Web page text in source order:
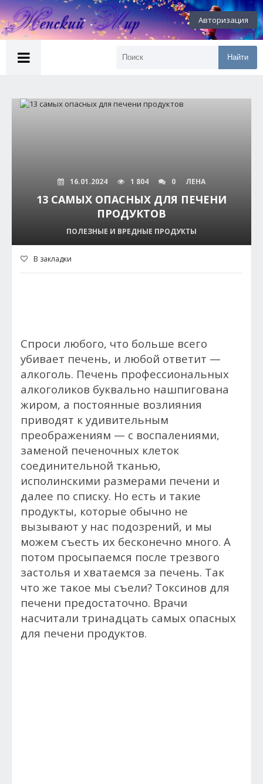
Авторизация
Найти
16.01.2024 1 804 0 ЛЕНА
13 САМЫХ ОПАСНЫХ ДЛЯ ПЕЧЕНИ
ПРОДУКТОВ
ПОЛЕЗНЫЕ И ВРЕДНЫЕ ПРОДУКТЫ
В закладки
Спроси любого, что больше всего
убивает печень, и любой ответит —
алкоголь. Печень профессиональных
алкоголиков буквально нашпигована
жиром, а постоянные возлияния
приводят к удивительным
преображениям — с воспалениями,
заменой печеночных клеток
соединительной тканью,
исполинскими размерами печени и
далее по списку. Но есть и такие
продукты, которые обычно не
вызывают у нас подозрений, и мы
можем съесть их бесконечно много. А
потом просыпаемся после трезвого
застолья и хватаемся за печень. Так
что же такое мы съели? Токсинов для
печени предостаточно. Врачи
насчитали тринадцать самых опасных
для печени продуктов.